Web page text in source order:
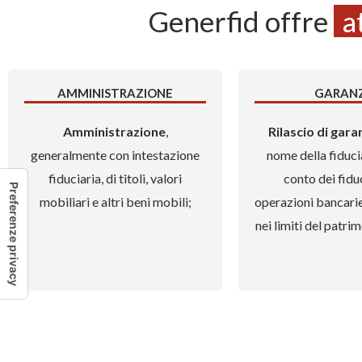
Generfid offre
AMMINISTRAZIONE
Amministrazione,
generalmente con intestazione
fiduciaria, di titoli, valori
mobiliari e altri beni mobili;
Rilascio di ga
nome della
conto dei
operazioni
nei limiti del